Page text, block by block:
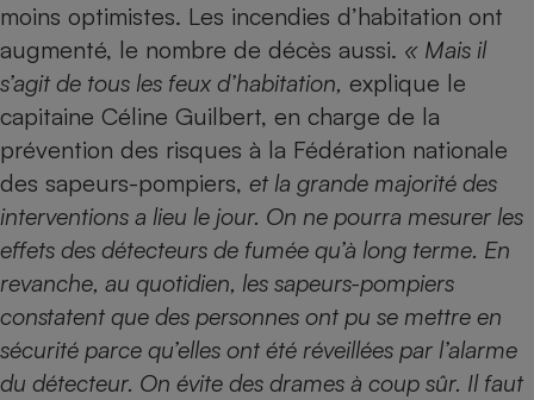
moins optimistes. Les incendies d’habitation ont
augmenté, le nombre de décès aussi. « Mais il
s’agit de tous les feux d’habitation, explique le
capitaine Céline Guilbert, en charge de la
prévention des risques à la Fédération nationale
des sapeurs-pompiers, et la grande majorité des
interventions a lieu le jour. On ne pourra mesurer les
effets des détecteurs de fumée qu’à long terme. En
revanche, au quotidien, les sapeurs-pompiers
constatent que des personnes ont pu se mettre en
sécurité parce qu’elles ont été réveillées par l’alarme
du détecteur. On évite des drames à coup sûr. Il faut
Climatiseur -
Ventilateur
Antivirus
Climatiseur -
Ventilateur